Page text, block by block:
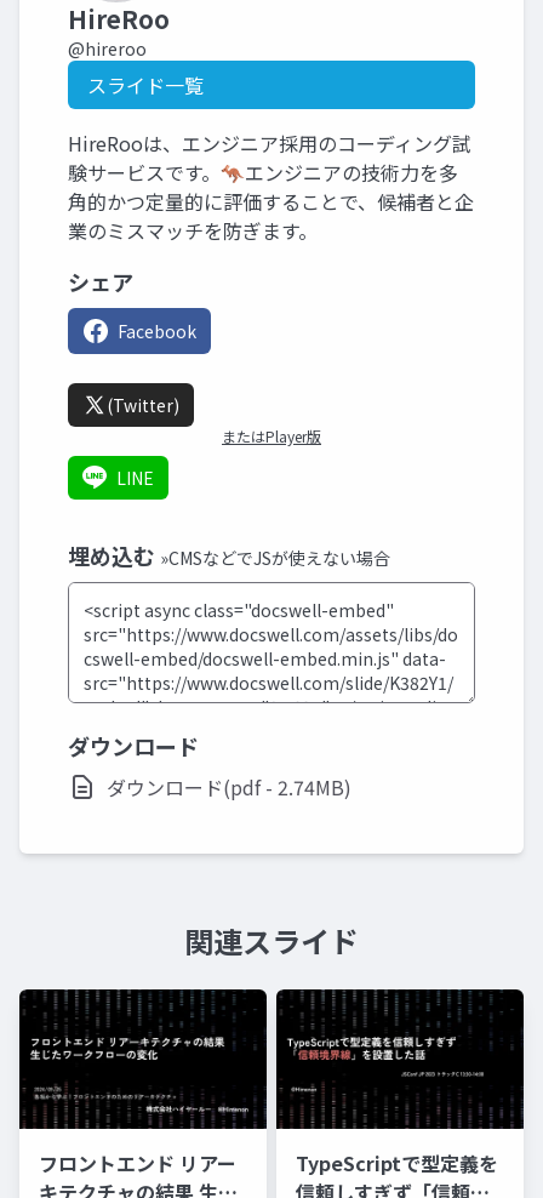
HireRoo
@hireroo
スライド一覧
HireRooは、エンジニア採用のコーディング試
験サービスです。🦘エンジニアの技術力を多
角的かつ定量的に評価することで、候補者と企
業のミスマッチを防ぎます。
シェア
Facebook
(Twitter)
またはPlayer版
LINE
埋め込む »CMSなどでJSが使えない場合
ダウンロード
ダウンロード(pdf - 2.74MB)
関連スライド
フロントエンド リアー
キテクチャの結果 生じ
TypeScriptで型定義を
信頼しすぎず「信頼境